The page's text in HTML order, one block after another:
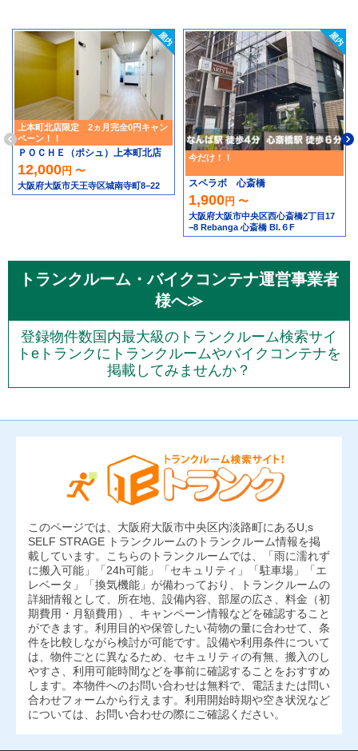
上本町北店限定 2ヵ月完全0円キャン
ペーン！！
ＰＯＣＨＥ（ポシュ）上本町北店
12,000円 〜
大阪府大阪市天王寺区城南寺町8−22
今だけ！！
スペラボ 心斎橋
1,900円 〜
大阪府大阪市中央区西心斎橋2丁目17
−8 Rebanga 心斎橋 Bl.６F
トランクルーム・バイクコンテナ運営事業者
様へ≫
登録物件数国内最大級のトランクルーム検索サイ
トeトランクにトランクルームやバイクコンテナを
掲載してみませんか？
このページでは、大阪府大阪市中央区内淡路町にあるU,s
SELF STRAGE トランクルームのトランクルーム情報を掲
載しています。こちらのトランクルームでは、「雨に濡れず
に搬入可能」「24h可能」「セキュリティ」「駐車場」「エ
レベータ」「換気機能」が備わっており、トランクルームの
詳細情報として、所在地、設備内容、部屋の広さ、料金（初
期費用・月額費用）、キャンペーン情報などを確認すること
ができます。利用目的や保管したい荷物の量に合わせて、条
件を比較しながら検討が可能です。設備や利用条件について
は、物件ごとに異なるため、セキュリティの有無、搬入のし
やすさ、利用可能時間などを事前に確認することをおすすめ
します。本物件へのお問い合わせは無料で、電話または問い
合わせフォームから行えます。利用開始時期や空き状況など
については、お問い合わせの際にご確認ください。